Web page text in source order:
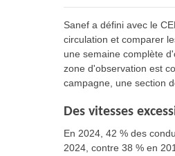
Sanef a défini avec le
circulation et comparer
une semaine complète
zone d'observation est
campagne, une section
Des vitesses
En 2024, 42 % des
2024, contre 38 % en